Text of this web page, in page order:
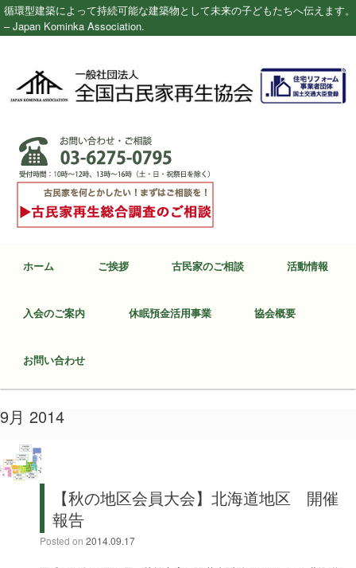
循環型建築によって持続可能な建築物として未来の子どもたちへ伝えます。
– Japan Kominka Association.
ホーム ご挨拶 古民家のご相談 活動情報
入会のご案内 休眠預金活用事業 協会概要
お問い合わせ
9月 2014
【秋の地区会員大会】北海道地区 開催
報告
Posted on 2014.09.17